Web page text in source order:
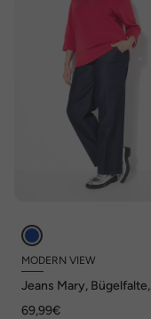
MODERN VIEW
Jeans Mary, Bügelfalte,
69,99€